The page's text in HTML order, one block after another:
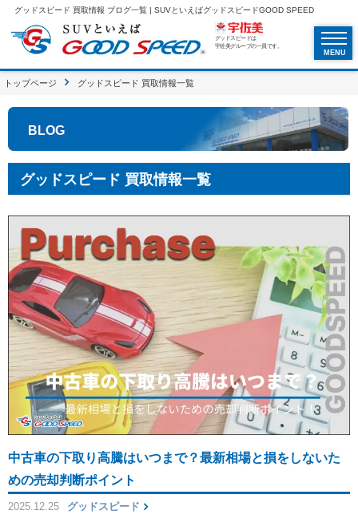
グッドスピード 買取情報 ブログ一覧 | SUVといえばグッドスピードGOOD SPEED
グッドスピードは
宇佐美グループの一員です。
MENU
トップページ グッドスピード 買取情報一覧
BLOG
グッドスピード 買取情報一覧
中古車の下取り高騰はいつまで？最新相場と損をしないた
めの売却判断ポイント
2025.12.25 グッドスピード